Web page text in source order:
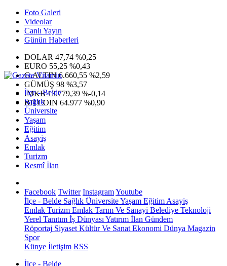
Foto Galeri
Videolar
Canlı Yayın
Günün Haberleri
DOLAR 47,74 %0,25
EURO 55,25 %0,43
G.ALTIN6.660,55 %2,59
GÜMÜŞ 98 %3,57
IMKB13.779,39 %-0,14
BITCOIN 64.977 %0,90
İlçe - Belde
Sağlık
Üniversite
Yaşam
Eğitim
Asayiş
Emlak
Turizm
Resmî İlan
Facebook Twitter InstagramYoutube
İlçe - Belde Sağlık ÜniversiteYaşam Eğitim Asayiş
Emlak Turizm Emlak Tarım Ve Sanayi Belediye Teknoloji
Yerel Tanıtım İş Dünyası Yatırım İlan Gündem
Röportaj Siyaset Kültür Ve Sanat Ekonomi Dünya Magazin
Spor
Künye İletişim RSS
İlçe - Belde